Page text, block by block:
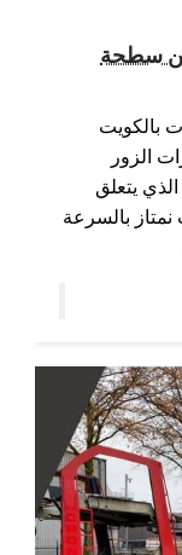
/ ونش كرين سطحة
بالكويت
الزور
يتعلق
بالسرعة